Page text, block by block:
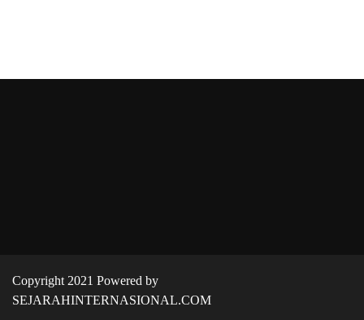
Copyright 2021 Powered by
SEJARAHINTERNASIONAL.COM